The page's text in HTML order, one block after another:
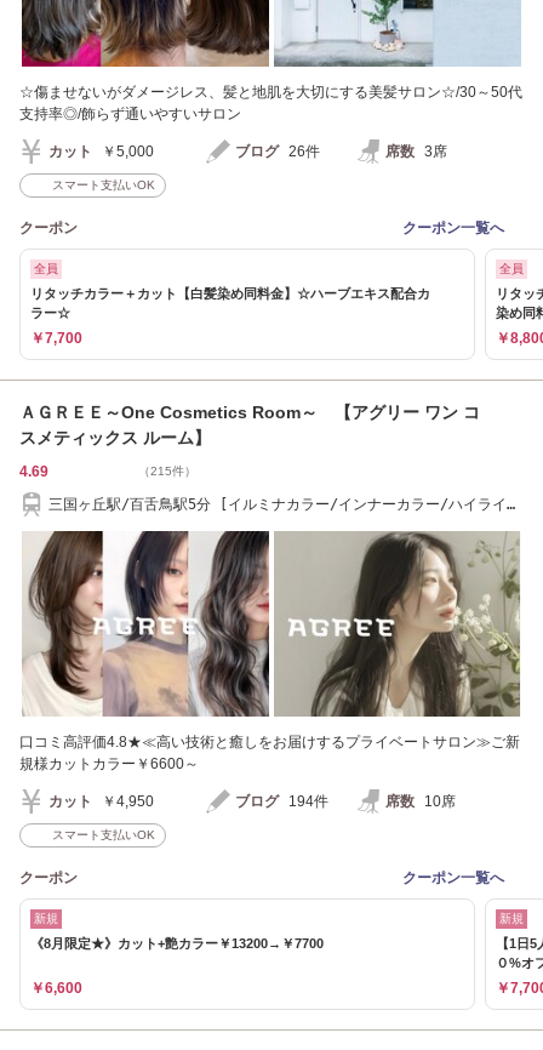
☆傷ませないがダメージレス、髪と地肌を大切にする美髪サロン☆/30～50代
支持率◎/飾らず通いやすいサロン
カット ￥5,000 ブログ 26件 席数 3席
スマート支払いOK
クーポン クーポン一覧へ
全員
リタッチカラー＋カット【白髪染め同料金】☆ハーブエキス配合カ
ラー☆
￥7,700
全員
リタッ
染め同
￥
ＡＧＲＥＥ～One Cosmetics Room～ 【アグリー ワン コ
スメティックス ルーム】
4.69 （215件）
三国ヶ丘駅/百舌鳥駅5分 [イルミナカラー/インナーカラー/ハイライ
口コミ高評価4.8★≪高い技術と癒しをお届けするプライベートサロン≫ご新
規様カットカラー￥6600～
カット ￥4,950 ブログ 194件 席数 10席
スマート支払いOK
クーポン クーポン一覧へ
新規
《8月限定★》カット+艶カラー￥13200→￥7700
￥6,600
新規
【1日
０%オ
￥